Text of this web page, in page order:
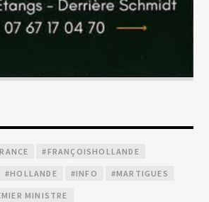
#FRANÇOISHOLLANDE
#HOLLANDE #INFO #MARTIGUES
MINISTRE